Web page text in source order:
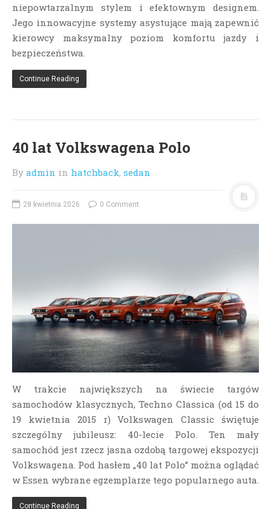
niepowtarzalnym stylem i efektownym designem.
Jego innowacyjne systemy asystujące mają zapewnić
kierowcy maksymalny poziom komfortu jazdy i
bezpieczeństwa.
Continue Reading
40 lat Volkswagena Polo
By admin in hatchback, sedan
28 kwietnia 2026 0 Comment
W trakcie największych na świecie targów
samochodów klasycznych, Techno Classica (od 15 do
19 kwietnia 2015 r) Volkswagen Classic świętuje
szczególny jubileusz: 40-lecie Polo. Ten mały
samochód jest rzecz jasna ozdobą targowej ekspozycji
Volkswagena. Pod hasłem „40 lat Polo” można oglądać
w Essen wybrane egzemplarze tego popularnego auta.
Continue Reading